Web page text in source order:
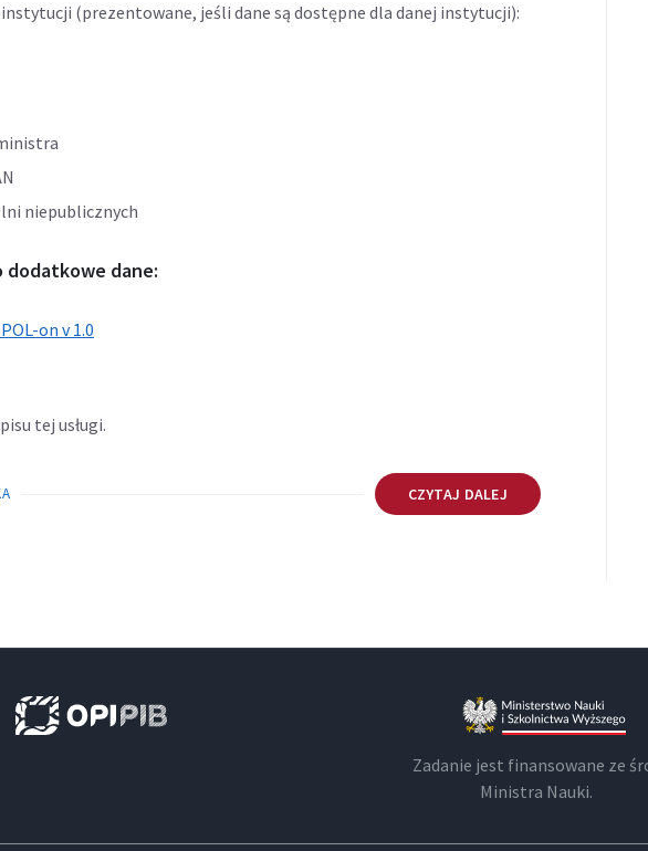
instytucji (prezentowane, jeśli dane są dostępne dla danej instytucji):
niepublicznych
dodatkowe dane:
on v 1.0
tej usługi.
CZYTAJ DALEJ
Zadanie jest finansowane ze
Ministra Nauki.